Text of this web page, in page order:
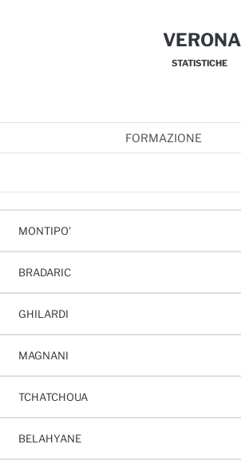
VERONA
STATISTICHE
FORMAZIONE
MONTIPO'
BRADARIC
GHILARDI
MAGNANI
TCHATCHOUA
BELAHYANE